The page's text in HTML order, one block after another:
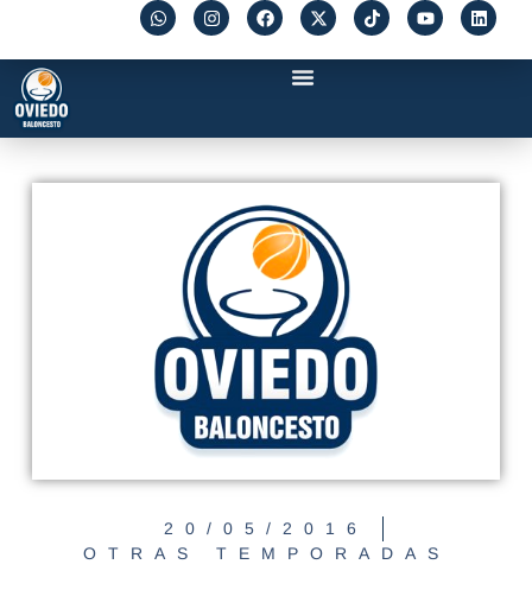
20/05/2016
OTRAS TEMPORADAS